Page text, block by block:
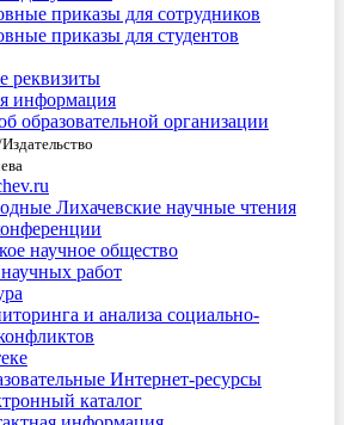
приказы для сотрудников
приказы для студентов
реквизиты
информация
образовательной организации
Лихачевские научные чтения
научное общество
работ
и анализа социально-
Интернет-ресурсы
каталог